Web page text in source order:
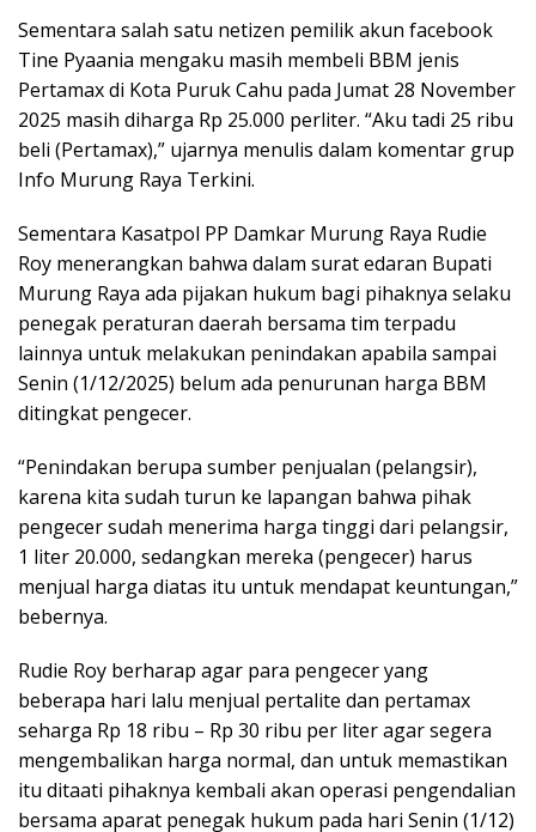
Sementara salah satu netizen pemilik akun facebook
Tine Pyaania mengaku masih membeli BBM jenis
Pertamax di Kota Puruk Cahu pada Jumat 28 November
2025 masih diharga Rp 25.000 perliter. “Aku tadi 25 ribu
beli (Pertamax),” ujarnya menulis dalam komentar grup
Info Murung Raya Terkini.
Sementara Kasatpol PP Damkar Murung Raya Rudie
Roy menerangkan bahwa dalam surat edaran Bupati
Murung Raya ada pijakan hukum bagi pihaknya selaku
penegak peraturan daerah bersama tim terpadu
lainnya untuk melakukan penindakan apabila sampai
Senin (1/12/2025) belum ada penurunan harga BBM
ditingkat pengecer.
“Penindakan berupa sumber penjualan (pelangsir),
karena kita sudah turun ke lapangan bahwa pihak
pengecer sudah menerima harga tinggi dari pelangsir,
1 liter 20.000, sedangkan mereka (pengecer) harus
menjual harga diatas itu untuk mendapat keuntungan,”
bebernya.
Rudie Roy berharap agar para pengecer yang
beberapa hari lalu menjual pertalite dan pertamax
seharga Rp 18 ribu – Rp 30 ribu per liter agar segera
mengembalikan harga normal, dan untuk memastikan
itu ditaati pihaknya kembali akan operasi pengendalian
bersama aparat penegak hukum pada hari Senin (1/12)